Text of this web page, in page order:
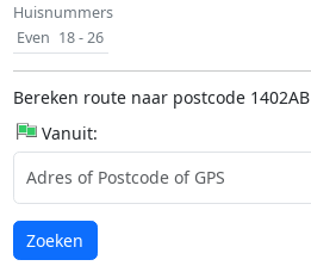
Huisnummers
Even 18 - 26
Bereken route naar postcode 1402AB
Vanuit:
Laden...
Zoeken